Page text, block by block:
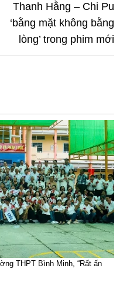
Thanh Hằng – Chi Pu
‘bằng mặt không bằng
lòng’ trong phim mới
THPT Bình Minh, “Rất ấn